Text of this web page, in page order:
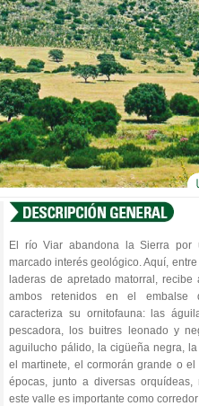
El río Viar abandona la Sierra
marcado interés geológico. Aquí,
laderas de apretado matorral,
ambos retenidos en el embalse
caracteriza su ornitofauna: las
pescadora, los buitres leonado y
aguilucho pálido, la cigüeña negra,
el martinete, el cormorán grande o
épocas, junto a diversas orquídeas,
este valle es importante como